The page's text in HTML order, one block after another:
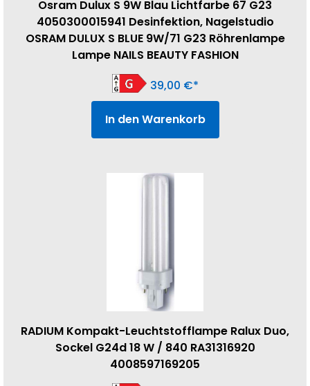
Osram Dulux S 9W Blau Lichtfarbe 67 G23
4050300015941 Desinfektion, Nagelstudio
OSRAM DULUX S BLUE 9W/71 G23 Röhrenlampe
Lampe NAILS BEAUTY FASHION
39,00 €
In den Warenkorb
RADIUM Kompakt-Leuchtstofflampe Ralux Duo,
Sockel G24d 18 W / 840 RA31316920
4008597169205